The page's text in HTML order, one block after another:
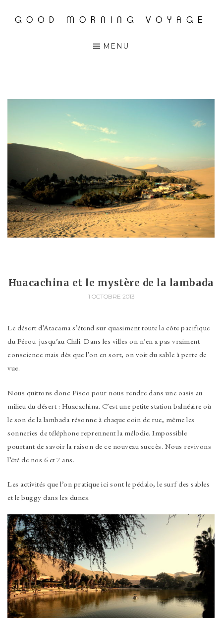
AccéderGOOD MORNING VOYAGE
MENU
Huacachina et le mystère de la lambada
1 OCTOBRE 2013
Le désert d’Atacama s’étend sur quasiment toute la côte pacifique
du Pérou jusqu’au Chili. Dans les villes on n’en a pas vraiment
conscience mais dès que l’on en sort, on voit du sable à perte de
vue.
Nous quittons donc Pisco pour nous rendre dans une oasis au
milieu du désert : Huacachina. C’est une petite station balnéaire où
le son de la lambada résonne à chaque coin de rue, même les
sonneries de téléphone reprennent la mélodie. Impossible
pourtant de savoir la raison de ce nouveau succès. Nous revivons
l’été de nos 6 et 7 ans.
Les activités que l’on pratique ici sont le pédalo, le surf des sables
et le buggy dans les dunes.